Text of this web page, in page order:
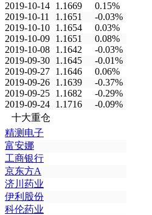
2019-10-14 1.1669
0.15%
2019-10-11
1.1651
-0.03%
2019-10-10 1.1654
0.03%
2019-10-09 1.1651
0.08%
2019-10-08 1.1642
-0.03%
2019-09-30 1.1645
-0.01%
2019-09-27 1.1646
0.06%
2019-09-26 1.1639
-0.37%
2019-09-25 1.1682
-0.29%
2019-09-24 1.1716
-0.09%
十大重仓
精测电子
富安娜
工商银行
京东方A
济川药业
伊利股份
科伦药业